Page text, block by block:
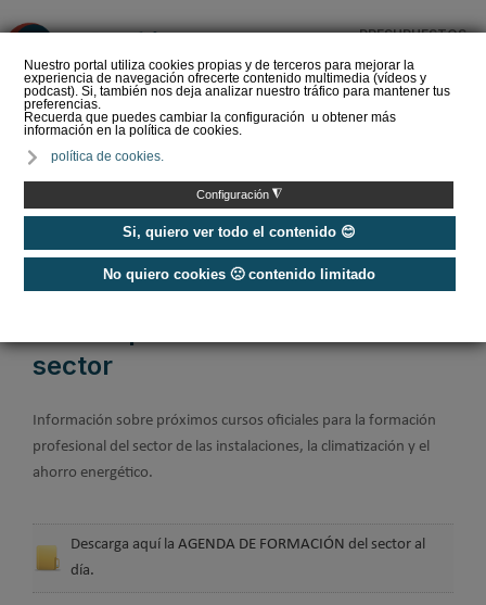
Nuestro portal utiliza cookies propias y de terceros para mejorar la
experiencia de navegación ofrecerte contenido multimedia (vídeos y
podcast). Si, también nos deja analizar nuestro tráfico para mantener tus
preferencias.
Recuerda que puedes cambiar la configuración u obtener más
información en la política de cookies.
política de cookies.
Configuración ◮
Si, quiero ver todo el contenido 😊
No quiero cookies 🙁 contenido limitado
PRESUPUESTOS
del Amperio (Episodio 3)
Noticias / Cursos
sector
Información sobre próximos cursos oficiales para la formación
profesional del sector de las instalaciones, la climatización y el
ahorro energético.
Descarga aquí la AGENDA DE FORMACIÓN del sector al
día.